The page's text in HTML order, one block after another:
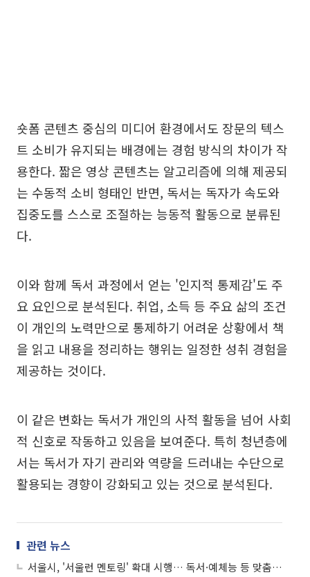
숏폼 콘텐츠 중심의 미디어 환경에서도 장문의 텍스
트 소비가 유지되는 배경에는 경험 방식의 차이가 작
용한다. 짧은 영상 콘텐츠는 알고리즘에 의해 제공되
는 수동적 소비 형태인 반면, 독서는 독자가 속도와
집중도를 스스로 조절하는 능동적 활동으로 분류된
다.
이와 함께 독서 과정에서 얻는 '인지적 통제감'도 주
요 요인으로 분석된다. 취업, 소득 등 주요 삶의 조건
이 개인의 노력만으로 통제하기 어려운 상황에서 책
을 읽고 내용을 정리하는 행위는 일정한 성취 경험을
제공하는 것이다.
이 같은 변화는 독서가 개인의 사적 활동을 넘어 사회
적 신호로 작동하고 있음을 보여준다. 특히 청년층에
서는 독서가 자기 관리와 역량을 드러내는 수단으로
활용되는 경향이 강화되고 있는 것으로 분석된다.
관련 뉴스
서울시, '서울런 멘토링' 확대 시행… 독서·예체능 등 맞춤형 지원